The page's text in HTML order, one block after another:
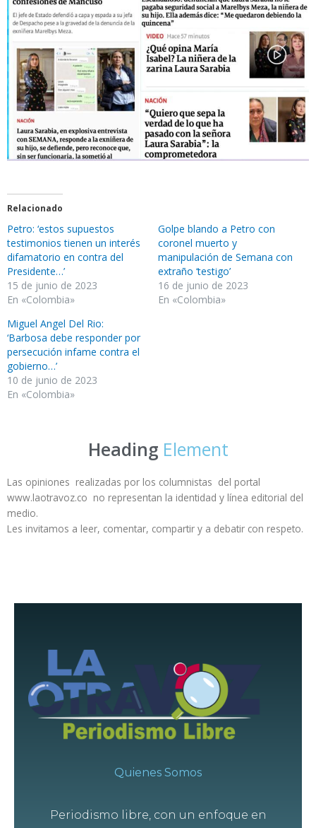
Relacionado
Petro: ‘estos supuestos
testimonios tienen un interés
difamatorio en contra del
Presidente…’
15 de junio de 2023
En «Colombia»
Golpe blando a Petro con
coronel muerto y
manipulación de Semana con
extraño ‘testigo’
16 de junio de 2023
En «Colombia»
Miguel Angel Del Rio:
‘Barbosa debe responder por
persecución infame contra el
gobierno…’
10 de junio de 2023
En «Colombia»
Heading Element
Las opiniones realizadas por los columnistas del portal
www.laotravoz.co no representan la identidad y línea editorial del
medio.
Les invitamos a leer, comentar, compartir y a debatir con respeto.
Quienes Somos
Periodismo libre, con un enfoque en